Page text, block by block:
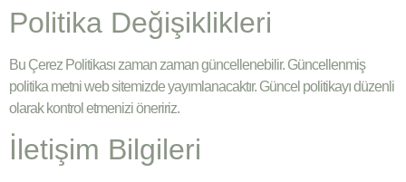
Politika Değişiklikleri
Bu Çerez Politikası zaman zaman güncellenebilir. Güncellenmiş
politika metni web sitemizde yayımlanacaktır. Güncel politikayı düzenli
olarak kontrol etmenizi öneririz.
İletişim Bilgileri